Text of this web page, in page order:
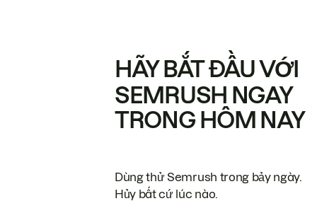
HÃY BẮT ĐẦU VỚI
SEMRUSH NGAY
TRONG HÔM NAY
Dùng thử Semrush trong bảy ngày.
Hủy bất cứ lúc nào.